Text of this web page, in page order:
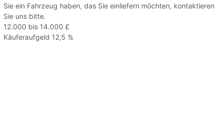
Sie ein Fahrzeug haben, das Sie einliefern möchten, kontaktieren
Sie uns bitte.
12.000 bis 14.000 £
Käuferaufgeld 12,5 %